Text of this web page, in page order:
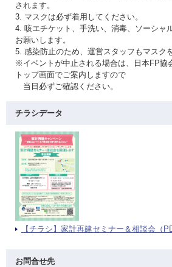
されます。
3. マスクは必ず着用してください。
4. 咳エチケット、手洗い、消毒、ソーシャ
お願いします。
5. 感染防止のため、運営スタッフもマスク
※イベントが中止される場合は、日本FP協
トップ画面でご案内しますので
当日必ずご確認ください。
チラシデータ
【チラシ】家計再建セミナー＆相談会（
お問合せ先